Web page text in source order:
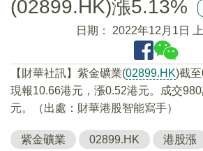
(02899.HK)漲5.13%
日期： 2022年12月1日
【財華社訊】紫金礦業(02899.HK)截至
現報10.66港元，漲0.52港元。成交
元。（出處：財華港股智能寫手）
紫金礦業 02899.HK 港股漲